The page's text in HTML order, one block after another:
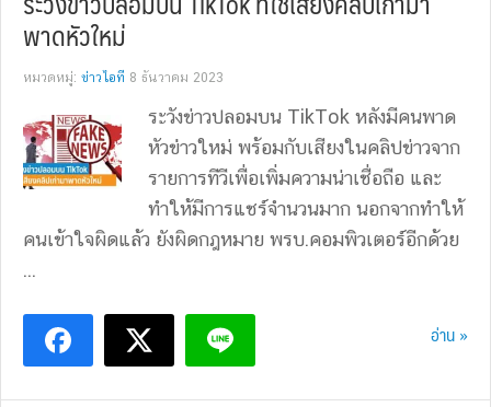
พาดหัวใหม่
หมวดหมู่: ข่าวไอที 8 ธันวาคม 2023
ระวังข่าวปลอมบน TikTok หลังมีคนพาด
หัวข่่าวใหม่ พร้อมกับเสียงในคลิปข่าวจาก
รายการทีวีเพื่อเพิ่มความน่าเชื่อถือ และ
ทำให้มีการแชร์จำนวนมาก นอกจากทำให้
คนเข้าใจผิดแล้ว ยังผิดกฎหมาย พรบ.คอมพิวเตอร์อีกด้วย
...
อ่าน »